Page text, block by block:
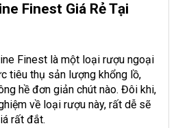
Finest Giá Rẻ Tại
Finest là một loại rượu ngoại
tiêu thụ sản lượng khổng lồ,
hề đơn giản chút nào. Đôi khi,
về loại rượu này, rất dễ sẽ
rất đắt.